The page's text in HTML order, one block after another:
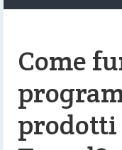
Come